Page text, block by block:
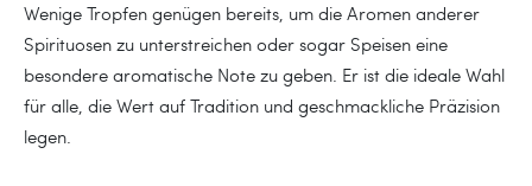
Wenige Tropfen genügen bereits, um die Aromen anderer
Spirituosen zu unterstreichen oder sogar Speisen eine
besondere aromatische Note zu geben. Er ist die ideale Wahl
für alle, die Wert auf Tradition und geschmackliche Präzision
legen.